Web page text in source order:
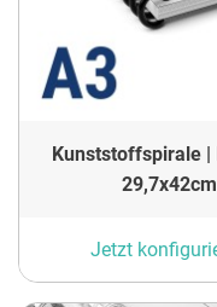
Kunststoffspirale |
29,7x42cm
Jetzt